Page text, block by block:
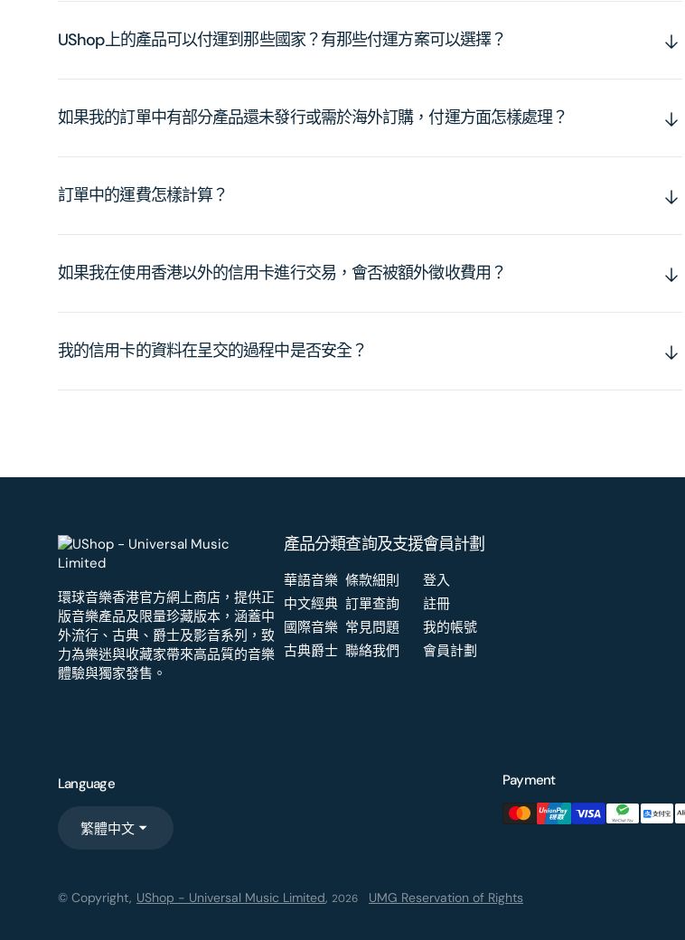
UShop上的產品可以付運到那些國家？有那些付運方案可以選擇？
如果我的訂單中有部分產品還未發行或需於海外訂購，付運方面怎樣處理？
訂單中的運費怎樣計算？
如果我在使用香港以外的信用卡進行交易，會否被額外徵收費用？
我的信用卡的資料在呈交的過程中是否安全？
環球音樂香港官方網上商店，提供正
版音樂產品及限量珍藏版本，涵蓋中
外流行、古典、爵士及影音系列，致
力為樂迷與收藏家帶來高品質的音樂
體驗與獨家發售。
產品分類
華語音樂
中文經典
國際音樂
古典爵士
查詢及支援
條款細則
訂單查詢
常見問題
聯絡我們
會員計劃
登入
註冊
我的帳號
會員計劃
Language
繁體中文
Payment
© Copyright, UShop - Universal Music Limited, 2026 UMG Reservation of Rights